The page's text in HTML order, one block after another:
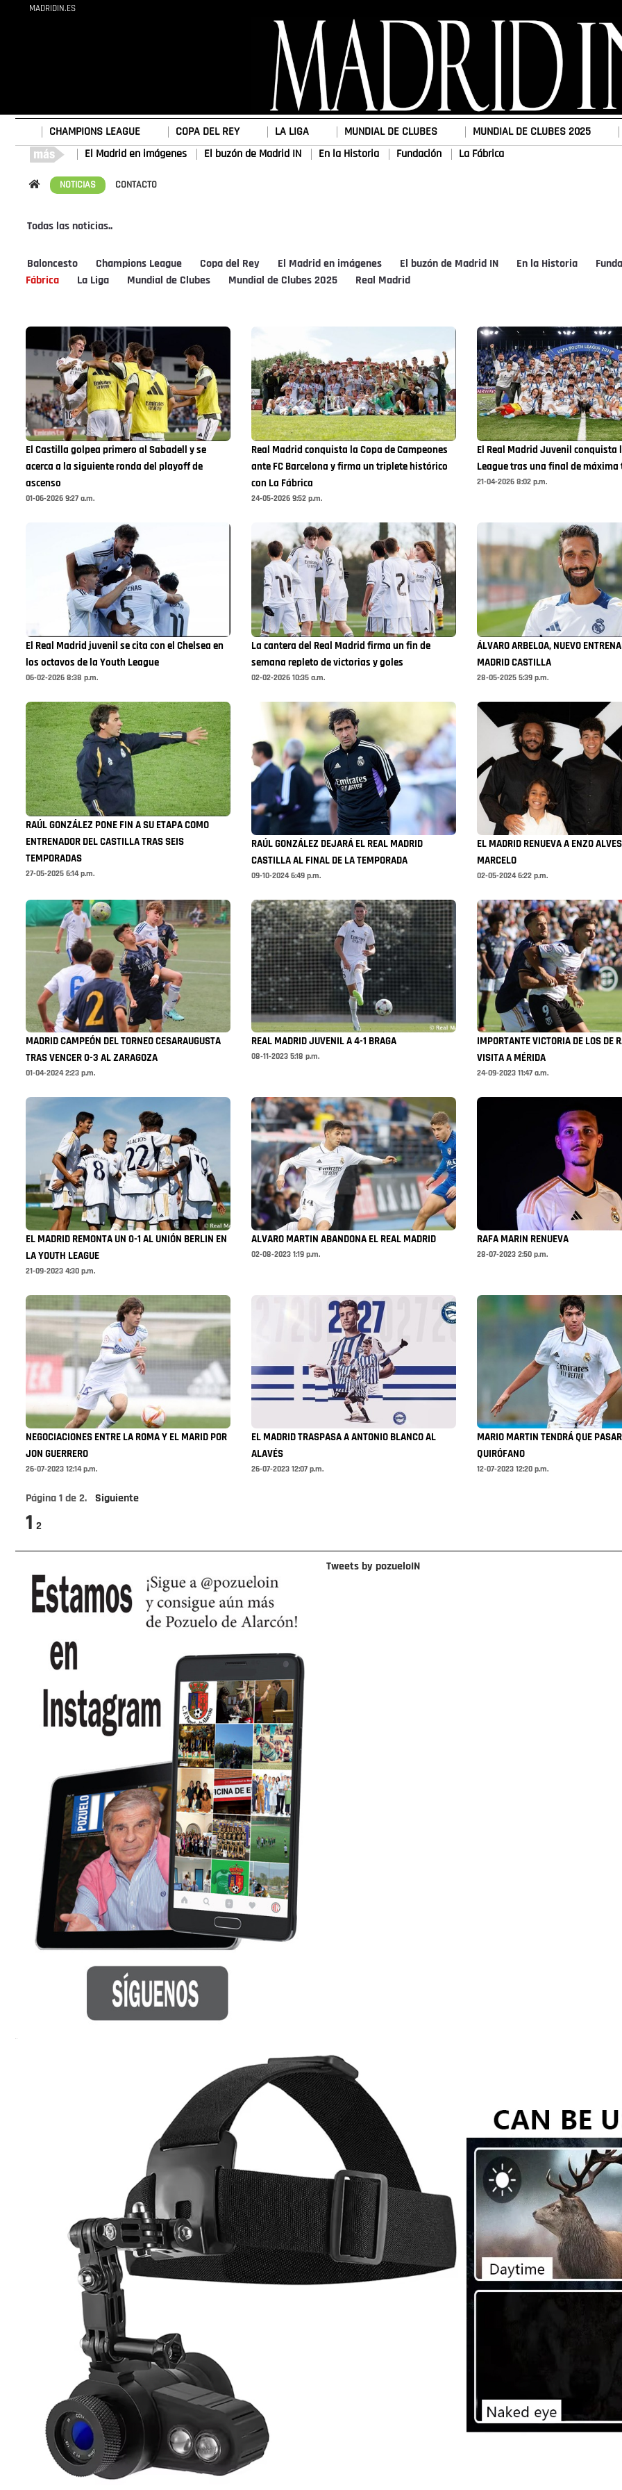
MADRIDIN.ES
CHAMPIONS LEAGUE COPA DEL REY LA LIGA MUNDIAL DE CLUBES MUNDIAL DE CLUBES 2025
El Madrid en imágenes El buzón de Madrid IN En la Historia Fundación La Fábrica
NOTICIAS CONTACTO
Todas las noticias..
Baloncesto Champions League Copa del Rey El Madrid en imágenes El buzón de Madrid IN En la Historia
Fábrica
La Liga Mundial de Clubes Mundial de Clubes 2025 Real Madrid
El Castilla golpea primero al Sabadell y se
acerca a la siguiente ronda del playoff de
ascenso
01-06-2026 9:27 a.m.
Real Madrid conquista la Copa de Campeones
ante FC Barcelona y firma un triplete histórico
con La Fábrica
24-05-2026 9:52 p.m.
El Real Madrid Juvenil conquista
League tras una final de máxima
21-04-2026 8:02 p.m.
El Real Madrid juvenil se cita con el Chelsea en
los octavos de la Youth League
06-02-2026 8:38 p.m.
La cantera del Real Madrid firma un fin de
semana repleto de victorias y goles
02-02-2026 10:35 a.m.
ÁLVARO ARBELOA, NUEVO
MADRID CASTILLA
28-05-2025 5:39 p.m.
RAÚL GONZÁLEZ PONE FIN A SU ETAPA COMO
ENTRENADOR DEL CASTILLA TRAS SEIS
TEMPORADAS
27-05-2025 6:14 p.m.
RAÚL GONZÁLEZ DEJARÁ EL REAL MADRID
CASTILLA AL FINAL DE LA TEMPORADA
09-10-2024 6:49 p.m.
EL MADRID RENUEVA A ENZO
MARCELO
02-05-2024 6:22 p.m.
MADRID CAMPEÓN DEL TORNEO CESARAUGUSTA
TRAS VENCER 0-3 AL ZARAGOZA
01-04-2024 2:23 p.m.
REAL MADRID JUVENIL A 4-1 BRAGA
08-11-2023 5:18 p.m.
IMPORTANTE VICTORIA DE LOS DE
VISITA A MÉRIDA
24-09-2023 11:47 a.m.
EL MADRID REMONTA UN 0-1 AL UNIÓN BERLIN EN
LA YOUTH LEAGUE
21-09-2023 4:30 p.m.
ALVARO MARTIN ABANDONA EL REAL MADRID
02-08-2023 1:19 p.m.
RAFA MARIN RENUEVA
28-07-2023 2:50 p.m.
NEGOCIACIONES ENTRE LA ROMA Y EL MARID POR
JON GUERRERO
26-07-2023 12:14 p.m.
EL MADRID TRASPASA A ANTONIO BLANCO AL
ALAVÉS
26-07-2023 12:07 p.m.
MARIO MARTIN TENDRÁ QUE
QUIRÓFANO
12-07-2023 12:20 p.m.
Página 1 de 2. Siguiente
1 2
Tweets by pozueloIN